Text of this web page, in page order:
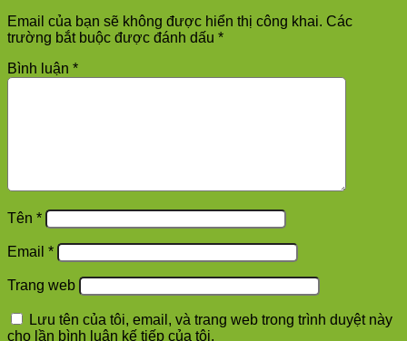
Email của bạn sẽ không được hiển thị công khai. Các
trường bắt buộc được đánh dấu *
Bình luận *
Tên *
Email *
Trang web
Lưu tên của tôi, email, và trang web trong trình duyệt này
cho lần bình luận kế tiếp của tôi.